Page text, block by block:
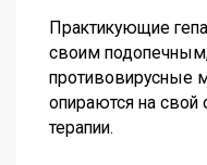
Практикующие
своим
противовирусные
опираются на свой
терапии.